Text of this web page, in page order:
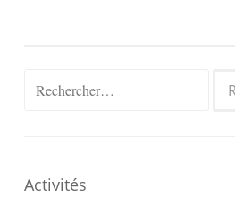
Rechercher :
Activités